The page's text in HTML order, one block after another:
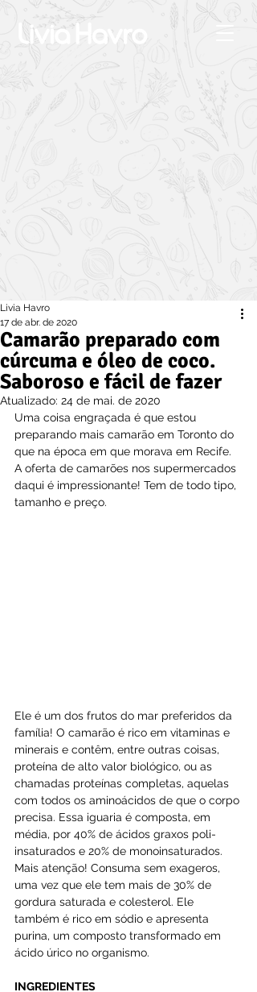
Camarão preparado com
cúrcuma e óleo de coco.
Saboroso e fácil de fazer
Livia Havro
17 de abr. de 2020
Atualizado: 24 de mai. de 2020
Uma coisa engraçada é que estou
preparando mais camarão em Toronto do
que na época em que morava em Recife.
A oferta de camarões nos supermercados
daqui é impressionante! Tem de todo tipo,
tamanho e preço.
Ele é um dos frutos do mar preferidos da
família! O camarão é rico em vitaminas e
minerais e contêm, entre outras coisas,
proteína de alto valor biológico, ou as
chamadas proteínas completas, aquelas
com todos os aminoácidos de que o corpo
precisa. Essa iguaria é composta, em
média, por 40% de ácidos graxos poli-
insaturados e 20% de monoinsaturados.
Mais atenção! Consuma sem exageros,
uma vez que ele tem mais de 30% de
gordura saturada e colesterol. Ele
também é rico em sódio e apresenta
purina, um composto transformado em
ácido úrico no organismo.
INGREDIENTES